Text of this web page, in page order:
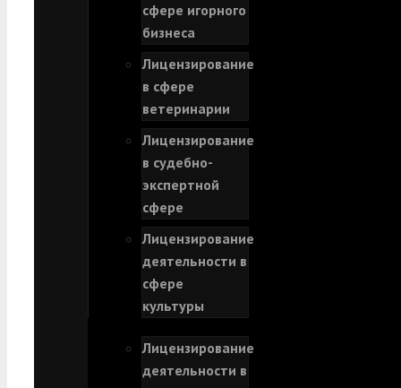
сфере игорного
бизнеса
Лицензирование
в сфере
ветеринарии
Лицензирование
в судебно-
экспертной
сфере
Лицензирование
деятельности в
сфере
культуры
Лицензирование
деятельности в